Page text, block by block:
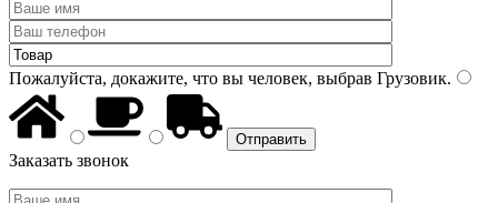
Пожалуйста, докажите, что вы человек, выбрав Грузовик.
Заказать звонок